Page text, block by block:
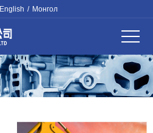
English / Монгол